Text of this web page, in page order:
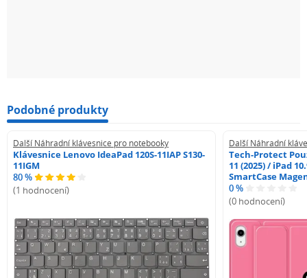
Podobné produkty
Další Náhradní klávesnice pro notebooky
Klávesnice Lenovo IdeaPad 120S-11IAP S130-
11IGM
80 %
(1 hodnocení)
Další Náhradní
Tech-Protect
11 (2025) / iPad
SmartCase
0 %
(0 hodnocení)